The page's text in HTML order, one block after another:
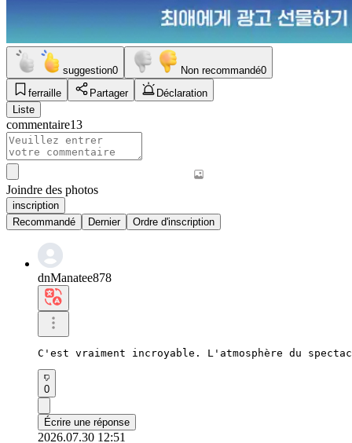
suggestion0 Non recommandé0
ferraille
Partager
Déclaration
Liste
commentaire13
Joindre des photos
inscription
Recommandé
Dernier Ordre d'inscription
dnManatee878
C'est vraiment incroyable. L'atmosphère du
0
Écrire une réponse
2026.07.30 12:51